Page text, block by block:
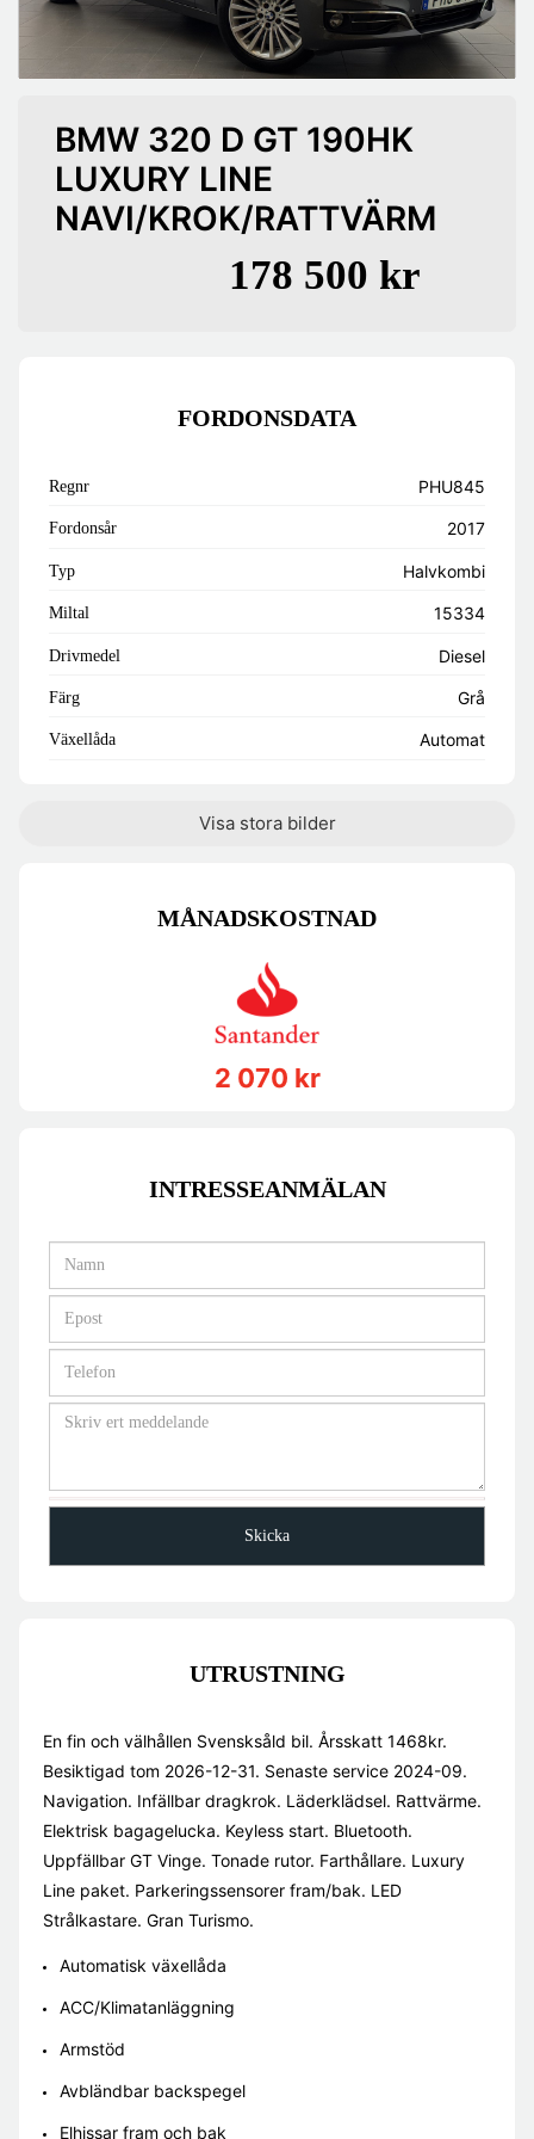
BMW 320 D GT 190HK
LUXURY LINE
NAVI/KROK/RATTVÄRM
178 500 kr
FORDONSDATA
Regnr PHU845
Fordonsår 2017
Typ Halvkombi
Miltal 15334
Drivmedel Diesel
Färg Grå
Växellåda Automat
Visa stora bilder
MÅNADSKOSTNAD
2 070 kr
INTRESSEANMÄLAN
Skicka
UTRUSTNING
En fin och välhållen Svensksåld bil. Årsskatt 1468kr.
Besiktigad tom 2026-12-31. Senaste service 2024-09.
Navigation. Infällbar dragkrok. Läderklädsel. Rattvärme.
Elektrisk bagagelucka. Keyless start. Bluetooth.
Uppfällbar GT Vinge. Tonade rutor. Farthållare. Luxury
Line paket. Parkeringssensorer fram/bak. LED
Strålkastare. Gran Turismo.
Automatisk växellåda
ACC/Klimatanläggning
Armstöd
Avbländbar backspegel
Elhissar fram och bak